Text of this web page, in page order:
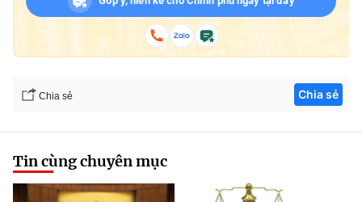
Chia sẻ Chia sẻ
Tin cùng chuyên mục